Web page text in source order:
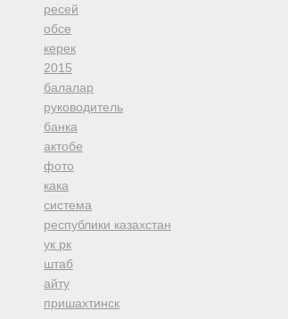
ресей
обсе
керек
2015
балалар
руководитель
банка
актобе
фото
кака
система
республики казахстан
ук рк
штаб
айту
пришахтинск